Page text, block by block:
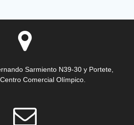
Sarmiento N39-30 y Portete,
Comercial Olímpico.